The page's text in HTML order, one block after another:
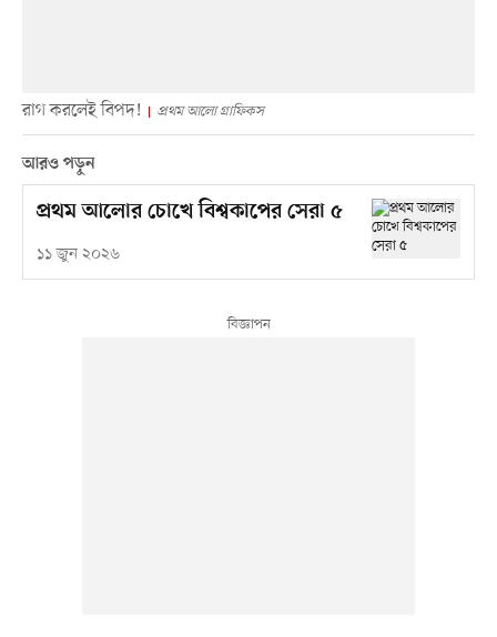
রাগ করলেই বিপদ! প্রথম আলো গ্রাফিকস
আরও পড়ুন
প্রথম আলোর চোখে বিশ্বকাপের সেরা ৫
১১ জুন ২০২৬